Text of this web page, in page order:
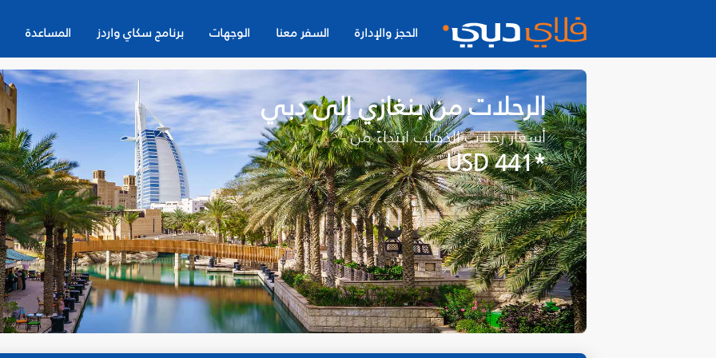
الحجز والإدارة السفر معنا الوجهات برنامج سكاي واردز المساعدة
الرحلات من بنغازي إلى دبي
أسعار رحلات الذهاب ابتداءً من
*USD 441